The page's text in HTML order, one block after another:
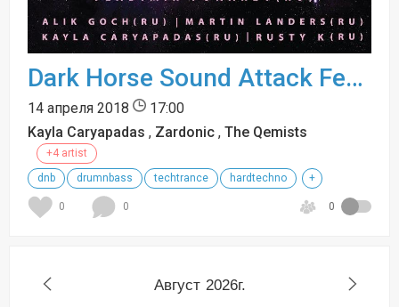
Dark Horse Sound Attack Fest Vol.1
14 апреля 2018
17:00
Kayla Caryapadas , Zardonic , The Qemists
+4 artist
dnb
drumnbass techtrance hardtechno +
0 0 0
Август 2026г.